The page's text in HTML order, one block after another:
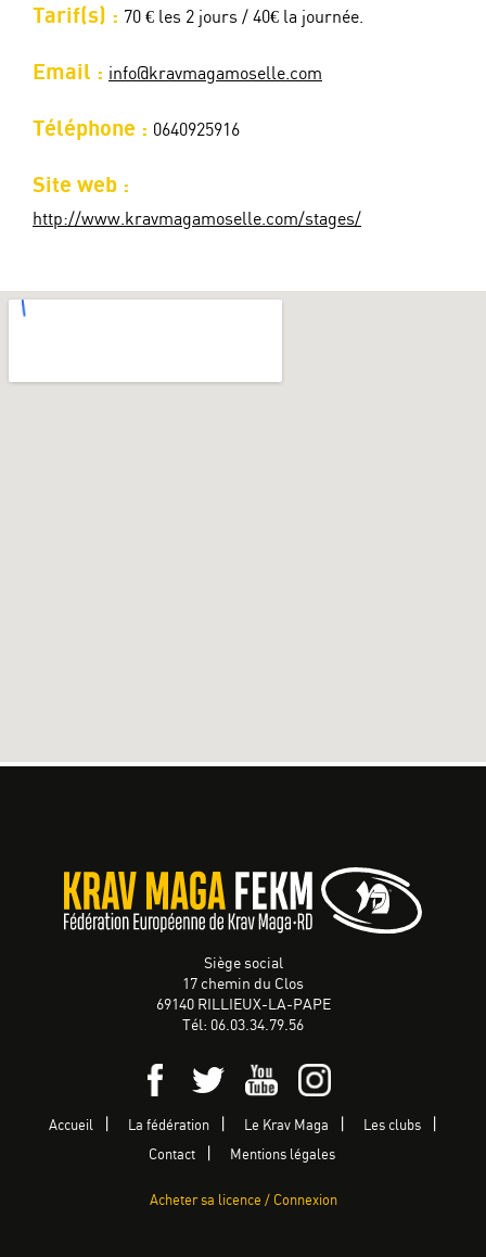
Tarif(s) : 70 € les 2 jours / 40€ la journée.
Email : info@kravmagamoselle.com
Téléphone : 0640925916
Site web :
http://www.kravmagamoselle.com/stages/
Siège social
17 chemin du Clos
69140 RILLIEUX-LA-PAPE
Tél: 06.03.34.79.56
Accueil La fédération Le Krav Maga Les clubs
Contact Mentions légales
Acheter sa licence / Connexion